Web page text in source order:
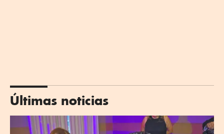
Últimas noticias